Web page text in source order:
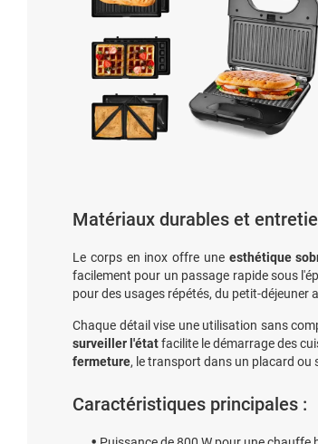
Matériaux durables et
Le corps en inox offre une esthétique
facilement pour un passage rapide sous
pour des usages répétés, du petit-déjeuner
Chaque détail vise une utilisation sans
surveiller l'étatfacilite le démarrage des
fermeture, le transport dans un placard ou
Caractéristiques principales :